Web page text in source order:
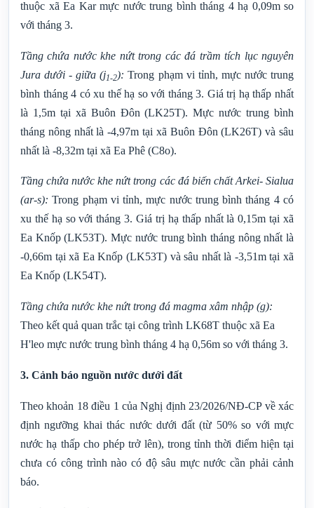
thuộc xã Ea Kar mực nước trung bình tháng 4 hạ 0,09m so
với tháng 3.
Tầng chứa nước khe nứt trong các đá trầm tích lục nguyên
Jura dưới - giữa (j1-2):Trong phạm vi tỉnh, mực nước trung
bình tháng 4 có xu thế hạ so với tháng 3. Giá trị hạ thấp nhất
là 1,5m tại xã Buôn Đôn (LK25T). Mực nước trung bình
tháng nông nhất là -4,97m tại xã Buôn Đôn (LK26T) và sâu
nhất là -8,32m tại xã Ea Phê (C8o).
Tầng chứa nước khe nứt trong các đá biến chất Arkei- Sialua
(ar-s):Trong phạm vi tỉnh, mực nước trung bình tháng 4 có
xu thế hạ so với tháng 3.Giá trị hạ thấp nhất là 0,15m tại xã
Ea Knốp (LK53T). Mực nước trung bình tháng nông nhất là
-0,66m tại xã Ea Knốp (LK53T) và sâu nhất là -3,51m tại xã
Ea Knốp (LK54T).
Tầng chứa nước khe nứt trong đá magma xâm nhập (g):
Theo kết quả quan trắc tại công trình LK68T thuộc xã Ea
H'leo mực nước trung bình tháng 4 hạ 0,56m so với tháng 3.
3. Cảnh báo nguồn nước dưới đất
Theo khoản 18 điều 1 của Nghị định 23/2026/NĐ-CP về xác
định ngưỡng khai thác nước dưới đất (từ 50% so với mực
nước hạ thấp cho phép trở lên), trong tỉnh thời điểm hiện tại
chưa có công trình nào có độ sâu mực nước cần phải cảnh
báo.